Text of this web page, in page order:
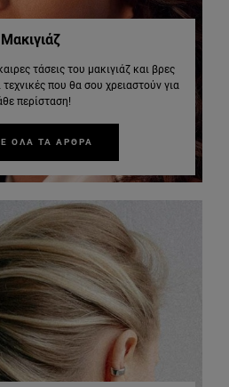
Μακιγιάζ
τάσεις του μακιγιάζ και βρες
που θα σου χρειαστούν για
περίσταση!
ΟΛΑ ΤΑ ΑΡΘΡΑ